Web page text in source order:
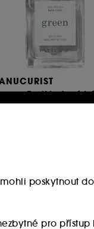
– Podkladová
nehty
poskytnout
pro